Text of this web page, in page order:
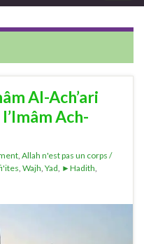
Al-Ach’ari
Ach-
Allah n'est pas un corps /
Wajh Yad ►Hadith